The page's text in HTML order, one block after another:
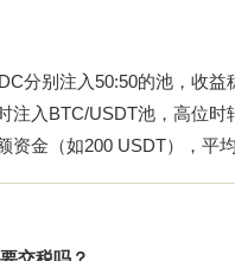
分别注入50:50的池，收
注入BTC/USDT池，高位
资金（如200 USDT），平